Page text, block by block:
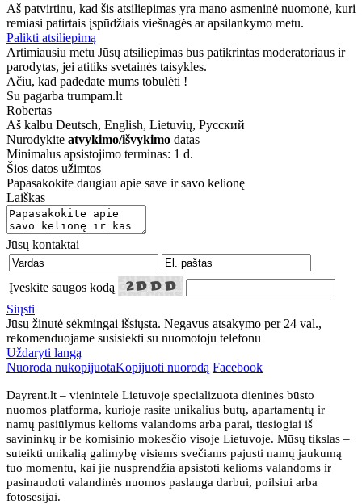
Aš patvirtinu, kad šis atsiliepimas yra mano asmeninė nuomonė, kuri
remiasi patirtais įspūdžiais viešnagės ar apsilankymo metu.
Palikti atsiliepimą
Artimiausiu metu Jūsų atsiliepimas bus patikrintas moderatoriaus ir
parodytas, jei atitiks svetainės taisykles.
Ačiū, kad padedate mums tobulėti !
Su pagarba trumpam.lt
Robertas
Aš kalbu Deutsch, English, Lietuvių, Русский
Nurodykite atvykimo/išvykimo datas
Minimalus apsistojimo terminas: 1 d.
Šios datos užimtos
Papasakokite daugiau apie save ir savo kelionę
Laiškas
Jūsų kontaktai
Įveskite saugos kodą
Siųsti
Jūsų žinutė sėkmingai išsiųsta. Negavus atsakymo per 24 val.,
rekomenduojame susisiekti su nuomotoju telefonu
Uždaryti langą
Nuoroda nukopijuotaKopijuoti nuorodą Facebook
Dayrent.lt – vienintelė Lietuvoje specializuota dieninės būsto
nuomos platforma, kurioje rasite unikalius butų, apartamentų ir
namų pasiūlymus kelioms valandoms arba parai, tiesiogiai iš
savininkų ir be komisinio mokesčio visoje Lietuvoje. Mūsų tikslas –
suteikti unikalią galimybę visiems svečiams pajusti namų jaukumą
tuo momentu, kai jie nusprendžia apsistoti kelioms valandoms ir
pasinaudoti valandinės nuomos paslauga darbui, poilsiui arba
fotosesijai.